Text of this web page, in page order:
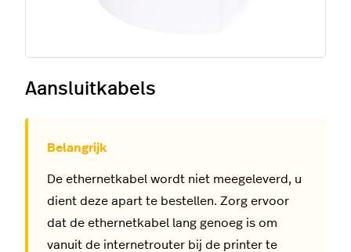
Aansluitkabels
De ethernetkabel wordt niet meegeleverd, u
dient deze apart te bestellen. Zorg ervoor
dat de ethernetkabel lang genoeg is om
vanuit de internetrouter bij de printer te